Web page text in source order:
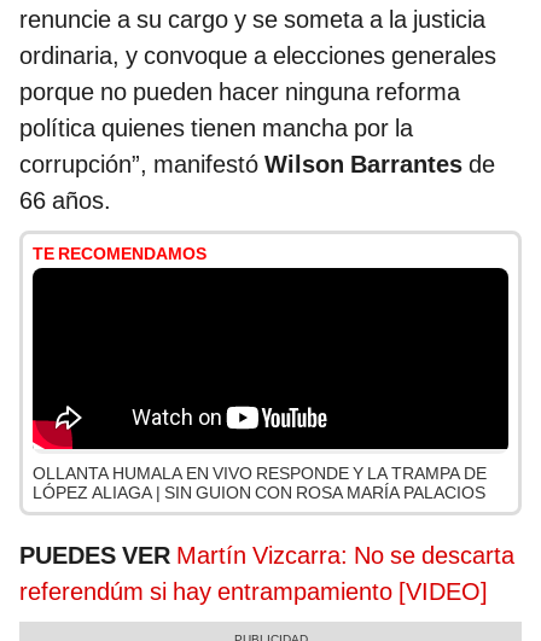
renuncie a su cargo y se someta a la justicia
ordinaria, y convoque a elecciones generales
porque no pueden hacer ninguna reforma
política quienes tienen mancha por la
corrupción”, manifestó Wilson Barrantes de
66 años.
TE RECOMENDAMOS
OLLANTA HUMALA EN VIVO RESPONDE Y LA TRAMPA DE
LÓPEZ ALIAGA | SIN GUION CON ROSA MARÍA PALACIOS
PUEDES VER Martín Vizcarra: No se descarta
referendúm si hay entrampamiento [VIDEO]